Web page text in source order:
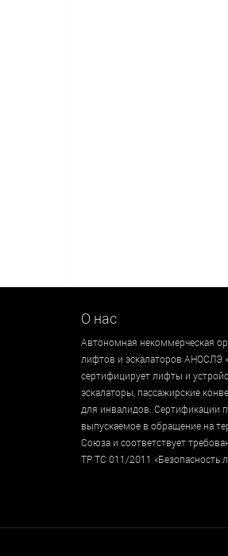
О нас
Автономная некоммерческая
лифтов и эскалаторов АНОСЛЭ
сертифицирует лифты и
эскалаторы, пассажирские
для инвалидов. Сертификации
выпускаемое в обращение на
Союза и соответствует
ТР ТС 011/2011 «Безопасность